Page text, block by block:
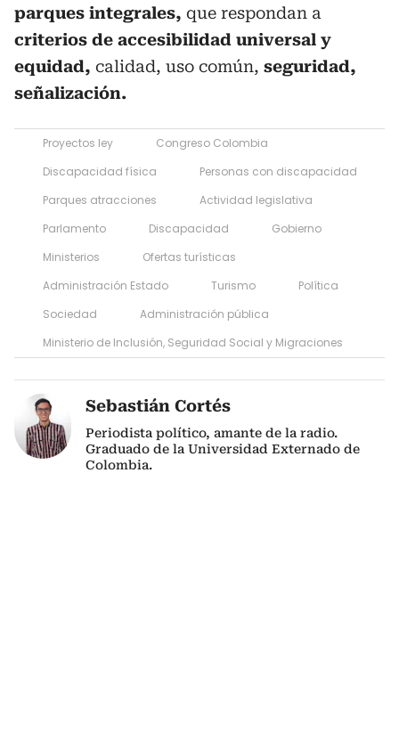
parques integrales, que respondan a
criterios de accesibilidad universal y
equidad, calidad, uso común, seguridad,
señalización.
Proyectos ley
Congreso Colombia
Discapacidad física
Personas con discapacidad
Parques atracciones
Actividad legislativa
Parlamento
Discapacidad
Gobierno
Ministerios
Ofertas turísticas
Administración Estado
Turismo
Política
Sociedad
Administración pública
Ministerio de Inclusión, Seguridad Social y Migraciones
Sebastián Cortés
Periodista político, amante de la radio.
Graduado de la Universidad Externado de
Colombia.